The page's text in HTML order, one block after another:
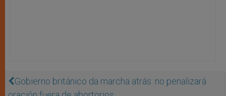
Gobierno británico da marcha atrás: no penalizará